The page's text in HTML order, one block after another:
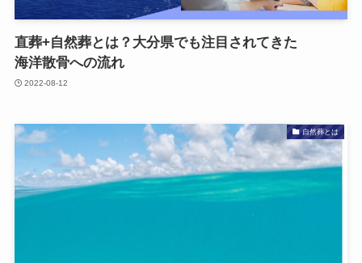
直葬+自然葬とは？​大分県でも​注目されてきた​
海洋散骨への​流れ
2022-08-12
自然葬とは